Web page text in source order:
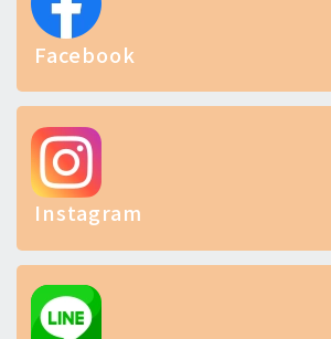
Facebook
Instagram